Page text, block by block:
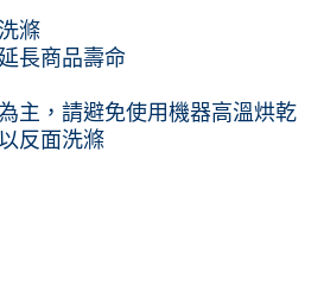
滌
長商品壽命
主，請避免使用機器高溫烘乾
反面洗滌